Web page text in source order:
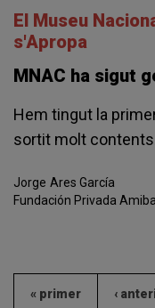
El Museu
s'Apropa
MNAC ha sigut
Hem tingut la
sortit molt
Jorge Ares García
Fundación Privada Amiba
« primer ‹